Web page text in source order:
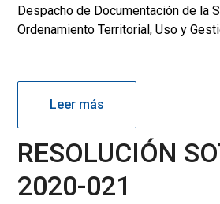
Despacho de Documentación de la
Ordenamiento Territorial, Uso y
Leer más
RESOLUCIÓN
2020-021